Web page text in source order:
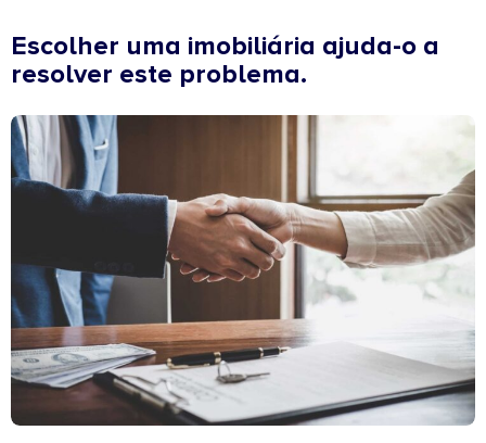
Escolher uma imobiliária ajuda-o a
resolver este problema.